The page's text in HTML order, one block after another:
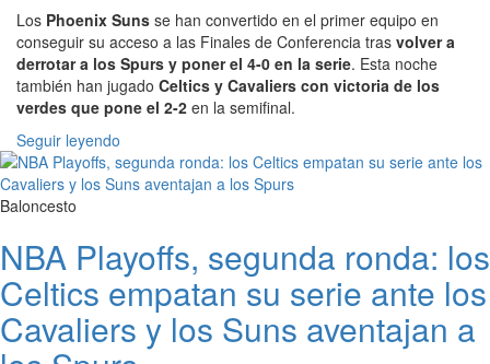
Los Phoenix Suns se han convertido en el primer equipo en
conseguir su acceso a las Finales de Conferencia tras volver a
derrotar a los Spurs y poner el 4-0 en la serie. Esta noche
también han jugado Celtics y Cavaliers con victoria de los
verdes que pone el 2-2 en la semifinal.
Seguir leyendo
Baloncesto
NBA Playoffs, segunda ronda: los
Celtics empatan su serie ante los
Cavaliers y los Suns aventajan a